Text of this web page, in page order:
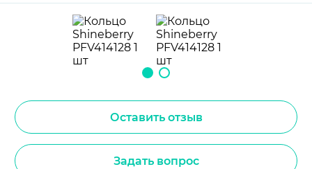
Оставить отзыв
Задать вопрос